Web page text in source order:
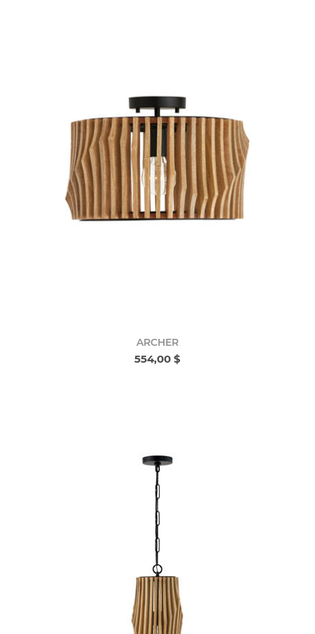
ARCHER
554,00 $